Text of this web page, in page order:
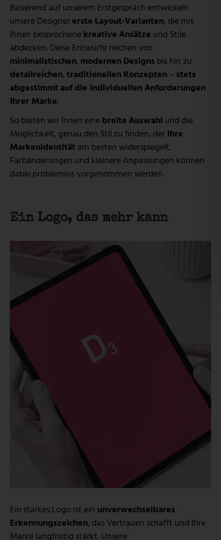
Basierend auf unserem Erstgespräch entwickeln
unsere Designererste Layout-Varianten, die mit
Ihnen besprochenekreative Ansätze und Stile
abdecken. Diese Entwürfe reichen von
minimalistischen, modernen Designs bis hin zu
detailreichen,traditionellen Konzepten – stets
abgestimmt aufdie individuellen Anforderungen
Ihrer Marke.
So bieten wir Ihnen einebreite Auswahl und die
Möglichkeit, genau den Stil zu finden, derIhre
Markenidentität am besten widerspiegelt.
Farbänderungen und kleinere Anpassungen können
dabei problemlos vorgenommen werden.
Ein Logo, das mehr kann
Ein starkes Logo ist ein unverwechselbares
Erkennungszeichen, das Vertrauen schafft und Ihre
Marke langfristig stärkt. Unsere